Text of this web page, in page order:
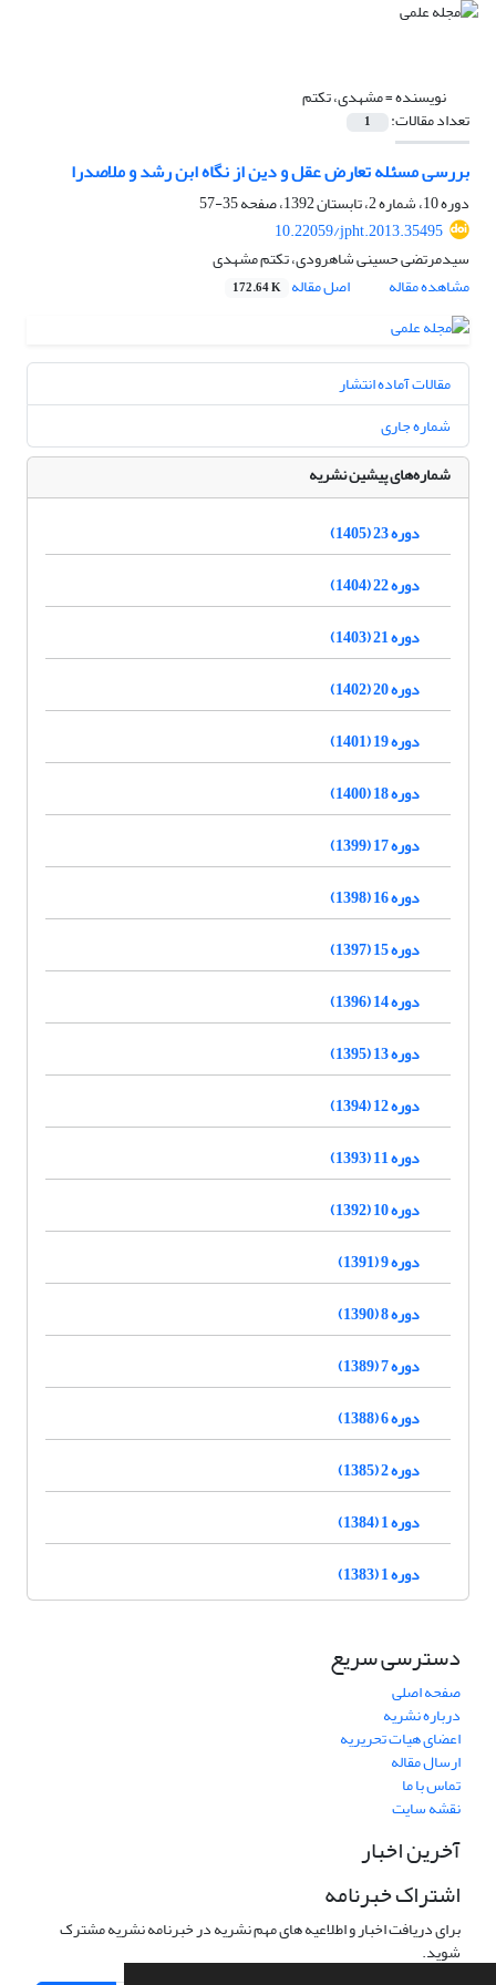
نویسنده =مشهدی، تکتم
تعداد مقالات: 1
بررسی مسئله تعارض عقل و دین از نگاه ابن رشد و ملاصدرا
دوره 10، شماره 2، تابستان 1392، صفحه
35-57
10.22059/jpht.2013.35495
سیدمرتضی حسینی شاهرودی، تکتم مشهدی
مشاهده مقاله
اصل مقاله 172.64 K
مقالات آماده انتشار
شماره جاری
شماره‌های پیشین نشریه
دوره 23 (1405)
دوره 22 (1404)
دوره 21 (1403)
دوره 20 (1402)
دوره 19 (1401)
دوره 18 (1400)
دوره 17 (1399)
دوره 16 (1398)
دوره 15 (1397)
دوره 14 (1396)
دوره 13 (1395)
دوره 12 (1394)
دوره 11 (1393)
دوره 10 (1392)
دوره 9 (1391)
دوره 8 (1390)
دوره 7 (1389)
دوره 6 (1388)
دوره 2 (1385)
دوره 1 (1384)
دوره 1 (1383)
دسترسی سریع
صفحه اصلی
درباره نشریه
اعضای هیات تحریریه
ارسال مقاله
تماس با ما
نقشه سایت
آخرین اخبار
اشتراک خبرنامه
برای دریافت اخبار و اطلاعیه های مهم نشریه در خبرنامه نشریه مشترک
شوید.